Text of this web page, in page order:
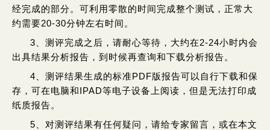
经完成的部分。可利用零散的时间完成整个测试，正常大
约需要20-30分钟左右时间。
3、测评完成之后，请耐心等待，大约在2-24小时内会
出具结果分析报告，到时候再查询和下载分析报告。
4、测评结果生成的标准PDF版报告可以自行下载和保
存，可在电脑和iPAD等电子设备上阅读，但是无法打印成
纸质报告。
5、对测评结果有任何疑问，请给专家留言，或在本文